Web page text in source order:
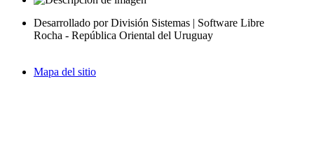
Desarrollado por División Sistemas | Software Libre
Rocha - República Oriental del Uruguay
Mapa del sitio